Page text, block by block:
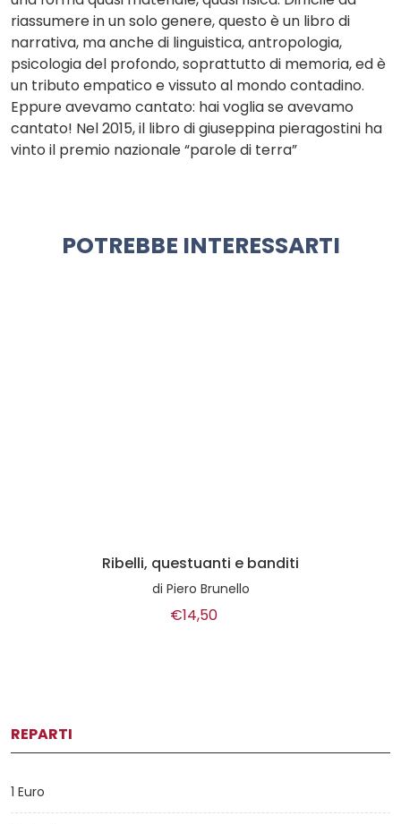
riassumere in un solo genere, questo è un libro di
narrativa, ma anche di linguistica, antropologia,
psicologia del profondo, soprattutto di memoria, ed è
un tributo empatico e vissuto al mondo contadino.
Eppure avevamo cantato: hai voglia se avevamo
cantato! Nel 2015, il libro di giuseppina pieragostini ha
vinto il premio nazionale “parole di terra”
POTREBBE INTERESSARTI
Ribelli, questuanti e banditi
di Piero Brunello
€14,50
REPARTI
1 Euro